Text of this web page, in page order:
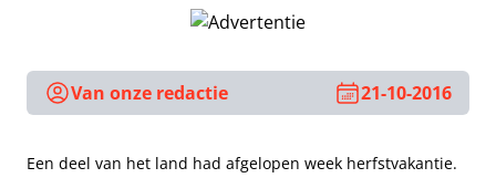
Van onze redactie 21-10-2016
Een deel van het land had afgelopen week herfstvakantie.